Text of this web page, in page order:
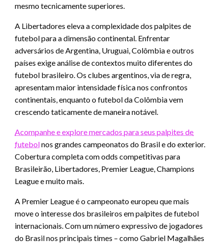
mesmo tecnicamente superiores.
A Libertadores eleva a complexidade dos palpites de
futebol para a dimensão continental. Enfrentar
adversários de Argentina, Uruguai, Colômbia e outros
países exige análise de contextos muito diferentes do
futebol brasileiro. Os clubes argentinos, via de regra,
apresentam maior intensidade física nos confrontos
continentais, enquanto o futebol da Colômbia vem
crescendo taticamente de maneira notável.
Acompanhe e explore mercados para seus palpites de
futebolnos grandes campeonatos do Brasil e do exterior.
Cobertura completa com odds competitivas para
Brasileirão, Libertadores, Premier League, Champions
League e muito mais.
A Premier League é o campeonato europeu que mais
move o interesse dos brasileiros em palpites de futebol
internacionais. Com um número expressivo de jogadores
do Brasil nos principais times – como Gabriel Magalhães